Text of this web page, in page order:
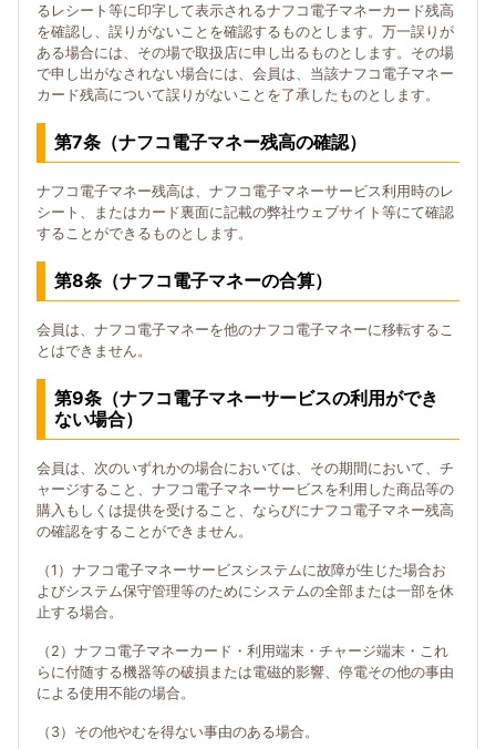
るレシート等に印字して表示されるナフコ電子マネーカード残高
を確認し、誤りがないことを確認するものとします。万一誤りが
ある場合には、その場で取扱店に申し出るものとします。その場
で申し出がなされない場合には、会員は、当該ナフコ電子マネー
カード残高について誤りがないことを了承したものとします。
第7条（ナフコ電子マネー残高の確認）
ナフコ電子マネー残高は、ナフコ電子マネーサービス利用時のレ
シート、またはカード裏面に記載の弊社ウェブサイト等にて確認
することができるものとします。
第8条（ナフコ電子マネーの合算）
会員は、ナフコ電子マネーを他のナフコ電子マネーに移転するこ
とはできません。
第9条（ナフコ電子マネーサービスの利用ができ
ない場合）
会員は、次のいずれかの場合においては、その期間において、チ
ャージすること、ナフコ電子マネーサービスを利用した商品等の
購入もしくは提供を受けること、ならびにナフコ電子マネー残高
の確認をすることができません。
（1）ナフコ電子マネーサービスシステムに故障が生じた場合お
よびシステム保守管理等のためにシステムの全部または一部を休
止する場合。
（2）ナフコ電子マネーカード・利用端末・チャージ端末・これ
らに付随する機器等の破損または電磁的影響、停電その他の事由
による使用不能の場合。
（3）その他やむを得ない事由のある場合。